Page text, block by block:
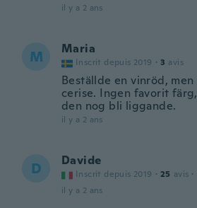
il y a 2 ans
M Maria
Inscrit depuis 2019 · 3 avis
Beställde en vinröd,
cerise. Ingen favorit
den nog bli liggande.
il y a 2 ans
D Davide
Inscrit depuis 2019 · 25 avis ·
il y a 2 ans